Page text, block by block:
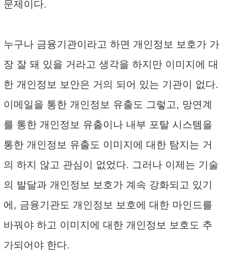
문제이다.
누구나 금융기관이라고 하면 개인정보 보호가 가
장 잘 돼 있을 거라고 생각을 하지만 이미지에 대
한 개인정보 보안은 거의 되어 있는 기관이 없다.
이메일을 통한 개인정보 유출도 그렇고, 망연계
를 통한 개인정보 유출이나 내부 포탈 시스템을
통한 개인정보 유출도 이미지에 대한 탐지는 거
의 하지 않고 관심이 없었다. 그러나 이제는 기술
의 발달과 개인정보 보호가 계속 강화되고 있기
에, 금융기관도 개인정보 보호에 대한 마인드를
바꿔야 하고 이미지에 대한 개인정보 보호도 추
가되어야 한다.